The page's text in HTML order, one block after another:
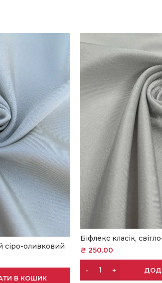
сіро-оливковий
В КОШИК
Біфлекс класік,
₴ 250.00